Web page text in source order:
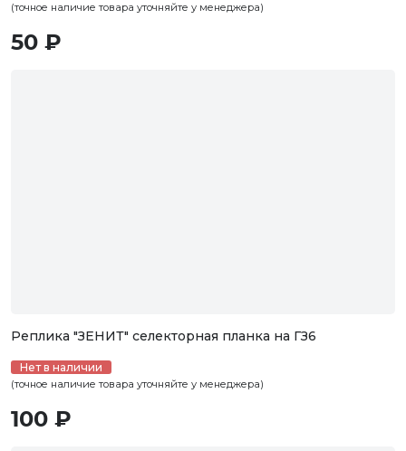
(точное наличие товара уточняйте у менеджера)
50 ₽
Реплика "ЗЕНИТ" селекторная планка на ГЗ6
Нет в наличии
(точное наличие товара уточняйте у менеджера)
100 ₽